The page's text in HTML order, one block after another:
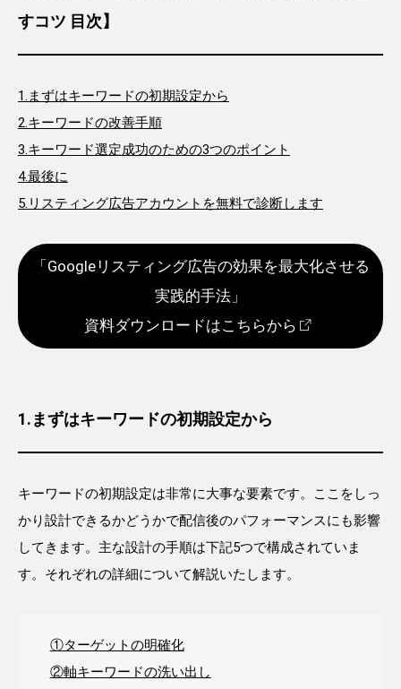
すコツ 目次】
1.まずはキーワードの初期設定から
2.キーワードの改善手順
3.キーワード選定成功のための3つのポイント
4.最後に
5.リスティング広告アカウントを無料で診断します
「Googleリスティング広告の効果を最大化させる
実践的手法」
資料ダウンロードはこちらから
1.まずはキーワードの初期設定から
キーワードの初期設定は非常に大事な要素です。ここをしっ
かり設計できるかどうかで配信後のパフォーマンスにも影響
してきます。主な設計の手順は下記5つで構成されていま
す。それぞれの詳細について解説いたします。
①ターゲットの明確化
②軸キーワードの洗い出し